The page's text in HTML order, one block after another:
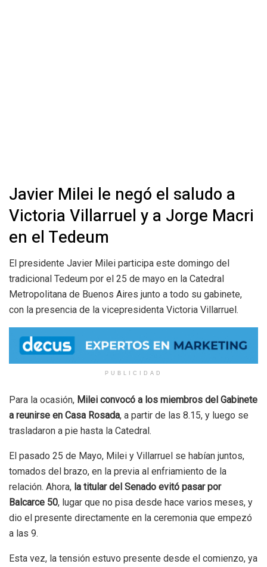
Javier Milei le negó el saludo a
Victoria Villarruel y a Jorge Macri
en el Tedeum
El presidente Javier Milei participa este domingo del
tradicional Tedeum por el 25 de mayo en la Catedral
Metropolitana de Buenos Aires junto a todo su gabinete,
con la presencia de la vicepresidenta Victoria Villarruel.
PUBLICIDAD
Para la ocasión, Milei convocó a los miembros del Gabinete
a reunirse en Casa Rosada, a partir de las 8.15, y luego se
trasladaron a pie hasta la Catedral.
El pasado 25 de Mayo, Milei y Villarruel se habían juntos,
tomados del brazo, en la previa al enfriamiento de la
relación. Ahora, la titular del Senado evitó pasar por
Balcarce 50, lugar que no pisa desde hace varios meses, y
dio el presente directamente en la ceremonia que empezó
a las 9.
Esta vez, la tensión estuvo presente desde el comienzo, ya